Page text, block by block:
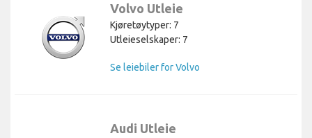
Volvo Utleie
Kjøretøytyper: 7
Utleieselskaper: 7
Se leiebiler for Volvo
Audi Utleie